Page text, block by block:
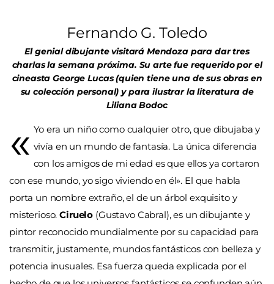
Fernando G. Toledo
El genial dibujante visitará Mendoza para dar tres
charlas la semana próxima. Su arte fue requerido por el
cineasta George Lucas (quien tiene una de sus obras en
su colección personal) y para ilustrar la literatura de
Liliana Bodoc
« Yo era un niño como cualquier otro, que dibujaba y
vivía en un mundo de fantasía. La única diferencia
con los amigos de mi edad es que ellos ya cortaron
con ese mundo, yo sigo viviendo en él». El que habla
porta un nombre extraño, el de un árbol exquisito y
misterioso.Ciruelo (Gustavo Cabral), es un dibujante y
pintor reconocido mundialmente por su capacidad para
transmitir, justamente, mundos fantásticos con belleza y
potencia inusuales. Esa fuerza queda explicada por el